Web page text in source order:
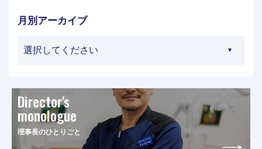
月別アーカイブ
Director's
monologue
理事長のひとりごと